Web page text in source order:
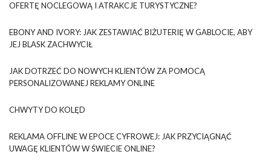
OFERTĘ NOCLEGOWĄ I ATRAKCJE TURYSTYCZNE?
EBONY AND IVORY: JAK ZESTAWIAĆ BIŻUTERIĘ W GABLOCIE, ABY
JEJ BLASK ZACHWYCIŁ
JAK DOTRZEĆ DO NOWYCH KLIENTÓW ZA POMOCĄ
PERSONALIZOWANEJ REKLAMY ONLINE
CHWYTY DO KOLĘD
REKLAMA OFFLINE W EPOCE CYFROWEJ: JAK PRZYCIĄGNĄĆ
UWAGĘ KLIENTÓW W ŚWIECIE ONLINE?